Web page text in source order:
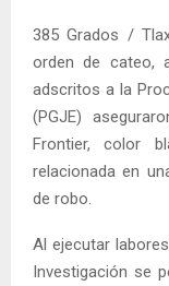
385 Grados /
orden de cateo,
adscritos a la
(PGJE)
Frontier, color
relacionada en
de robo.
Al ejecutar
Investigación se